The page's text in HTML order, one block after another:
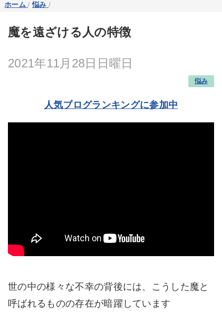
ホーム /悩み /
魔を遠ざける人の特徴
2021年11月28日日曜日
悩み
人気ブログランキングに参加中
世の中の様々な不幸の背後には、こうした魔と
呼ばれるものの存在が暗躍しています